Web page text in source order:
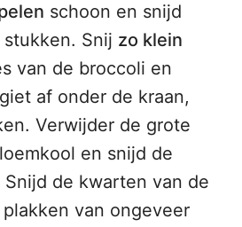
schoon en snijd
Snij zo klein
van de broccoli en
af onder de kraan,
Verwijder de grote
en snijd de
Snijd de kwarten van de
van ongeveer